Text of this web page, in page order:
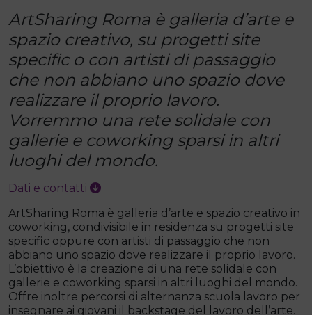
ArtSharing Roma è galleria d’arte e
spazio creativo, su progetti site
specific o con artisti di passaggio
che non abbiano uno spazio dove
realizzare il proprio lavoro.
Vorremmo una rete solidale con
gallerie e coworking sparsi in altri
luoghi del mondo.
Dati e contatti
ArtSharing Roma è galleria d’arte e spazio creativo in
coworking, condivisibile in residenza su progetti site
specific oppure con artisti di passaggio che non
abbiano uno spazio dove realizzare il proprio lavoro.
L’obiettivo è la creazione di una rete solidale con
gallerie e coworking sparsi in altri luoghi del mondo.
Offre inoltre percorsi di alternanza scuola lavoro per
insegnare ai giovani il backstage del lavoro dell’arte.